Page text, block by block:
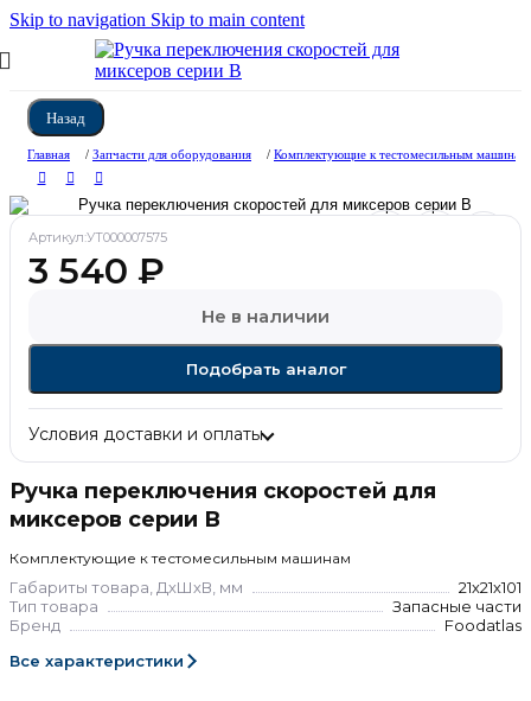
Skip to navigation Skip to main content
Назад
Главная / Запчасти для оборудования / Комплектующие к тестомесильным машинам
Ручка переключения скоростей для
миксеров серии В
Комплектующие к тестомесильным машинам
Габариты товара, ДхШхВ, мм
21х21х101
Тип товара
Запасные части
Бренд
Foodatlas
Все характеристики
Артикул:УТ000007575
3 540 ₽
Не в наличии
Подобрать аналог
Условия доставки и оплаты